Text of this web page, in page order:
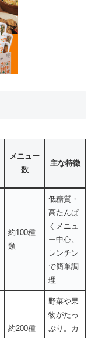
メニュー
数
主な特徴
約100種
類
低糖質・
高たんぱ
くメニュ
ー中心。
レンチン
で簡単調
理
約200種
野菜や果
物がたっ
ぷり。カ